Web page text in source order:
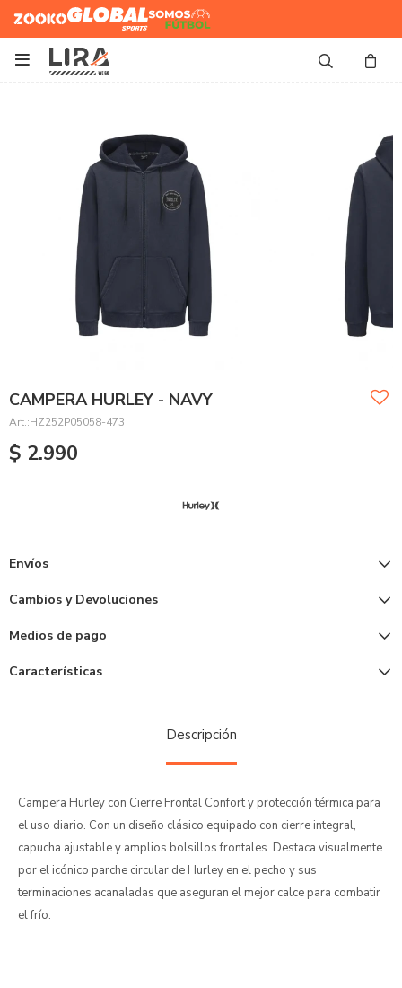
Zooko Global Sports
Somos
Futbol

CAMPERA HURLEY - NAVY
HZ252P05058-473
$ 2.990
Envíos
Cambios y Devoluciones
Medios de pago
Características
Descripción
Campera Hurley con Cierre Frontal Confort y protección térmica para
el uso diario. Con un diseño clásico equipado con cierre integral,
capucha ajustable y amplios bolsillos frontales. Destaca visualmente
por el icónico parche circular de Hurley en el pecho y sus
terminaciones acanaladas que aseguran el mejor calce para combatir
el frío.